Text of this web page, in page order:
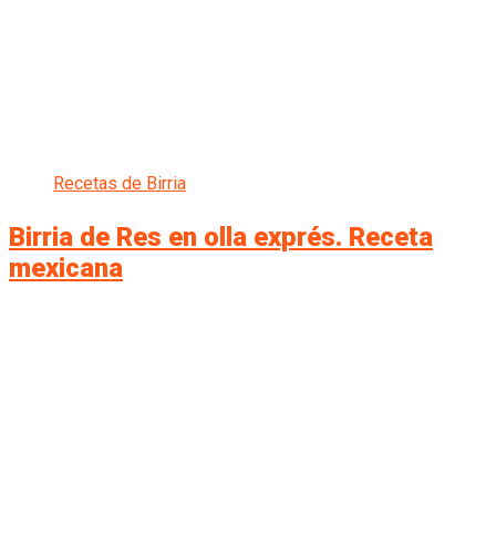
Recetas de Birria
Birria de Res en olla exprés. Receta
mexicana